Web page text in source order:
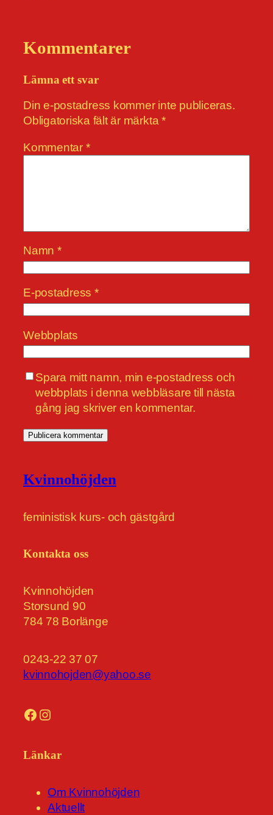
Kommentarer
Lämna ett svar
Din e-postadress kommer inte publiceras.
Obligatoriska fält är märkta*
Kommentar *
Namn *
E-postadress *
Webbplats
Spara mitt namn, min e-postadress och
webbplats i denna webbläsare till nästa
gång jag skriver en kommentar.
Kvinnohöjden
feministisk kurs- och gästgård
Kontakta oss
Kvinnohöjden
Storsund 90
784 78 Borlänge
0243-22 37 07
kvinnohojden@yahoo.se
Facebook Instagram
Länkar
Om Kvinnohöjden
Aktuellt